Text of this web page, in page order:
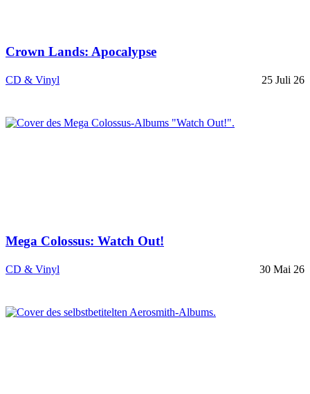
Crown Lands: Apocalypse
CD & Vinyl 25 Juli 26
Mega Colossus: Watch Out!
CD & Vinyl 30 Mai 26